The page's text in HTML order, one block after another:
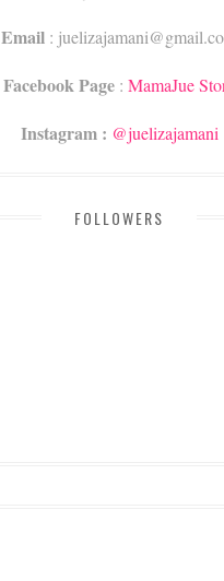
Email :
Facebook Page: MamaJue
Instagram : @juelizajamani
FOLLOWERS